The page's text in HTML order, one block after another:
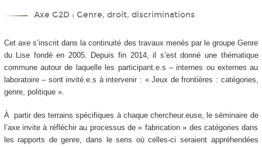
Axe G2D : Genre, droit, discriminations
Cet axe s’inscrit dans la continuité des travaux menés par le groupe Genre
du Lise fondé en 2005. Depuis fin 2014, il s’est donné une thématique
commune autour de laquelle les participant.e.s – internes ou externes au
laboratoire – sont invité.e.s à intervenir : « Jeux de frontières : catégories,
genre, politique ».
À partir des terrains spécifiques à chaque chercheur.euse, le séminaire de
l’axe invite à réfléchir au processus de « fabrication » des catégories dans
les rapports de genre, dans le sens où celles-ci seraient appréhendées